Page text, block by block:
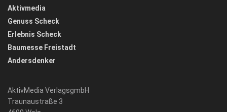
Aktivmedia
Genuss Scheck
Erlebnis Scheck
Baumesse Freistadt
Andersdenker
AktivMedia VerlagsgmbH
Traunaustraße 3